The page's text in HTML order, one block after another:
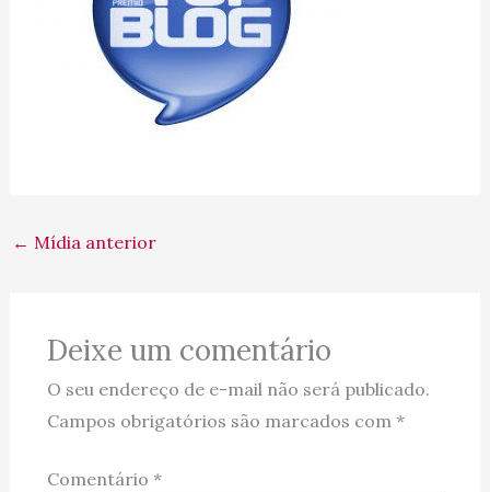
← Mídia anterior
Deixe um comentário
O seu endereço de e-mail não será publicado.
Campos obrigatórios são marcados com *
Comentário *